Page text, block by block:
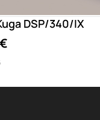
DSP/340/IX